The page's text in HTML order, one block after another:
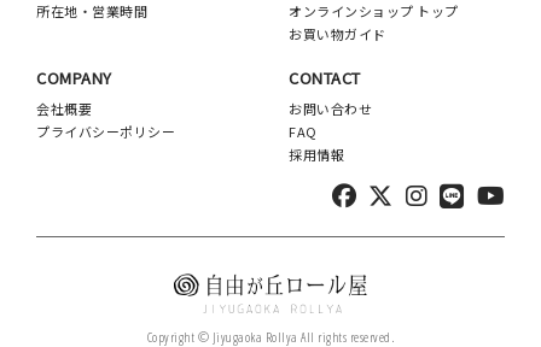
所在地・営業時間
オンラインショップ トップ
お買い物ガイド
COMPANY
会社概要
プライバシーポリシー
CONTACT
お問い合わせ
FAQ
採用情報
Copyright © Jiyugaoka Rollya All rights reserved.